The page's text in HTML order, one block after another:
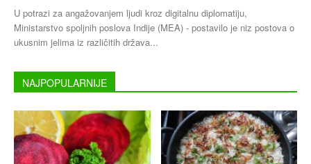
U potrazi za angažovanjem ljudi kroz digitalnu diplomatiju,
Ministarstvo spoljnih poslova Indije (MEA) - postavilo je niz postova o
ukusnim jelima iz različitih država...
NAJPOPULARNIJE